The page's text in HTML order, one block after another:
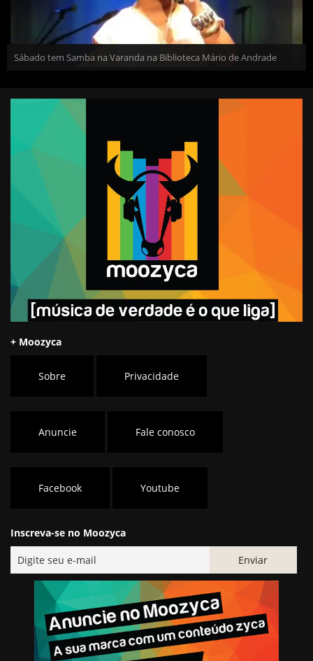
Sábado tem Samba na Varanda na Biblioteca Mário de Andrade
+ Moozyca
Sobre Privacidade
Anuncie Fale conosco
Facebook Youtube
Inscreva-se no Moozyca